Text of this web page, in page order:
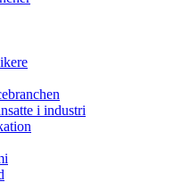
i industri